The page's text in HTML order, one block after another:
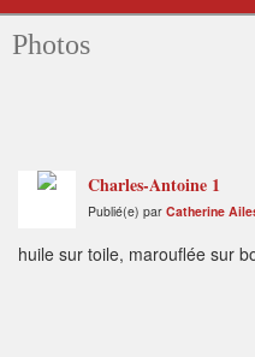
Photos
Charles-Antoine 1
Publié(e) par Catherine
huile sur toile, marouflée sur